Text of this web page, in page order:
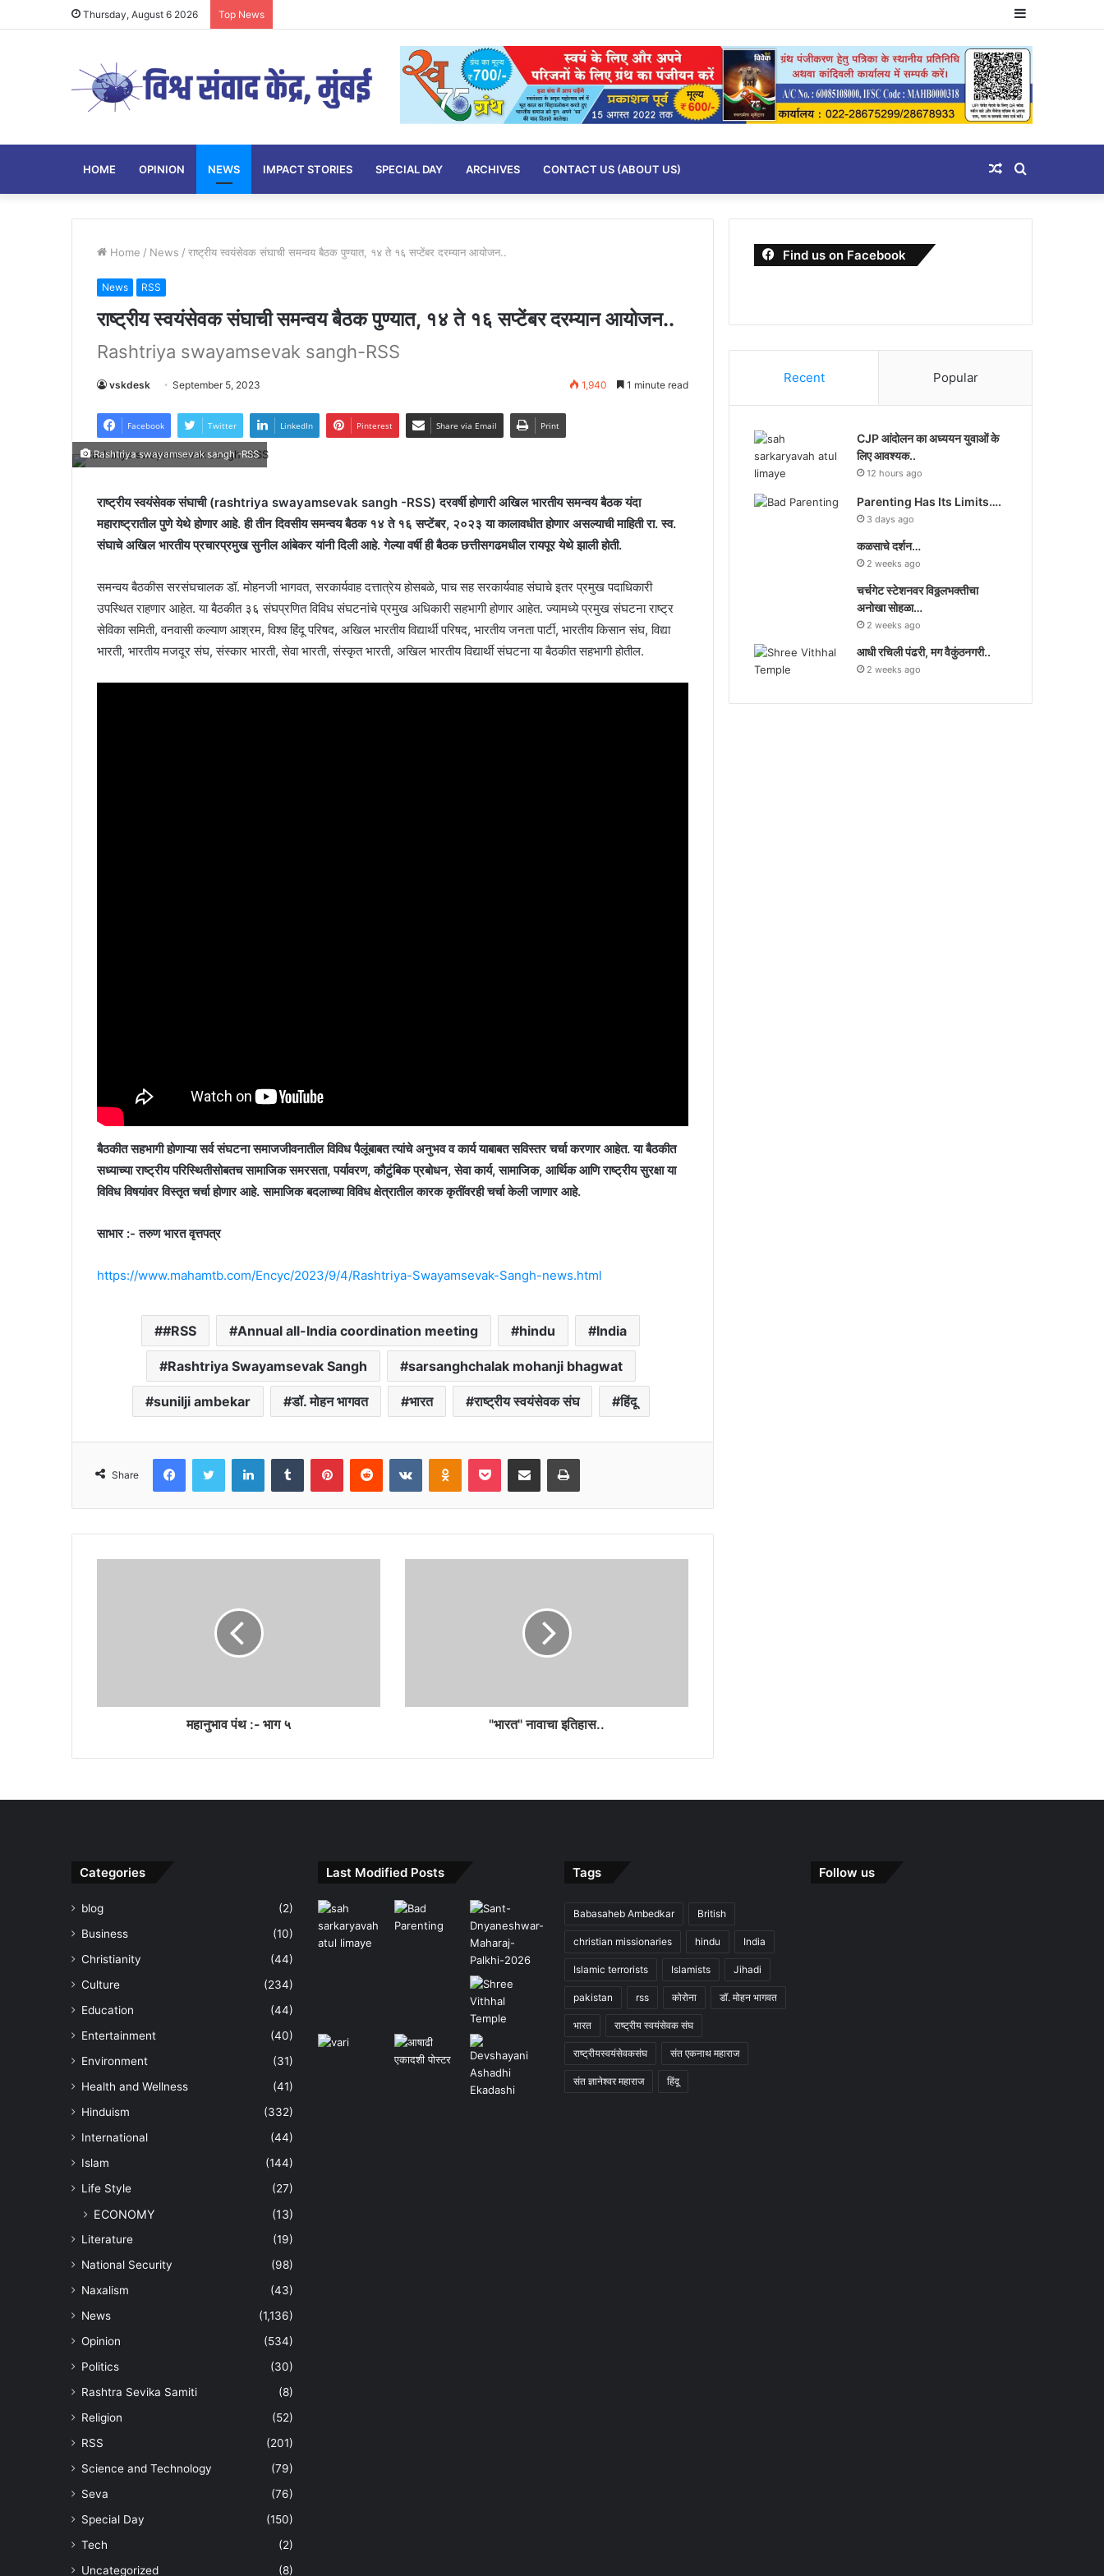
Thursday, August 6 2026 Top News Sidebar
HOME OPINION NEWS IMPACT STORIES SPECIAL DAY ARCHIVES CONTACT US (ABOUT US) Search
for
Random
Article
Home / News / राष्ट्रीय स्वयंसेवक संघाची समन्वय बैठक पुण्यात, १४ ते १६ सप्टेंबर दरम्यान आयोजन..
News RSS
राष्ट्रीय स्वयंसेवक संघाची समन्वय बैठक पुण्यात, १४ ते १६ सप्टेंबर दरम्यान आयोजन..
Rashtriya swayamsevak sangh-RSS
vskdesk September 5, 2023 1,940 1 minute read
Facebook Twitter LinkedIn Pinterest Share via Email Print
Rashtriya swayamsevak sangh -RSS
राष्ट्रीय स्वयंसेवक संघाची (rashtriya swayamsevak sangh -RSS) दरवर्षी होणारी अखिल भारतीय समन्वय बैठक यंदा
महाराष्ट्रातील पुणे येथे होणार आहे. ही तीन दिवसीय समन्वय बैठक १४ ते १६ सप्टेंबर, २०२३ या कालावधीत होणार असल्याची माहिती रा. स्व.
संघाचे अखिल भारतीय प्रचारप्रमुख सुनील आंबेकर यांनी दिली आहे. गेल्या वर्षी ही बैठक छत्तीसगढमधील रायपूर येथे झाली होती.
समन्वय बैठकीस सरसंघचालक डॉ. मोहनजी भागवत, सरकार्यवाह दत्तात्रेय होसबळे, पाच सह सरकार्यवाह संघाचे इतर प्रमुख पदाधिकारी
उपस्थित राहणार आहेत. या बैठकीत ३६ संघप्रणित विविध संघटनांचे प्रमुख अधिकारी सहभागी होणार आहेत. ज्यामध्ये प्रमुख संघटना राष्ट्र
सेविका समिती, वनवासी कल्याण आश्रम, विश्व हिंदू परिषद, अखिल भारतीय विद्यार्थी परिषद, भारतीय जनता पार्टी, भारतीय किसान संघ, विद्या
भारती, भारतीय मजदूर संघ, संस्कार भारती, सेवा भारती, संस्कृत भारती, अखिल भारतीय विद्यार्थी संघटना या बैठकीत सहभागी होतील.
बैठकीत सहभागी होणाऱ्या सर्व संघटना समाजजीवनातील विविध पैलूंबाबत त्यांचे अनुभव व कार्य याबाबत सविस्तर चर्चा करणार आहेत. या बैठकीत
सध्याच्या राष्ट्रीय परिस्थितीसोबतच सामाजिक समरसता, पर्यावरण, कौटुंबिक प्रबोधन, सेवा कार्य, सामाजिक, आर्थिक आणि राष्ट्रीय सुरक्षा या
विविध विषयांवर विस्तृत चर्चा होणार आहे. सामाजिक बदलाच्या विविध क्षेत्रातील कारक कृतींवरही चर्चा केली जाणार आहे.
साभार :- तरुण भारत वृत्तपत्र
https://www.mahamtb.com/Encyc/2023/9/4/Rashtriya-Swayamsevak-Sangh-news.html
#RSS Annual all-India coordination meeting hindu India
Rashtriya Swayamsevak Sangh sarsanghchalak mohanji bhagwat
sunilji ambekar डॉ. मोहन भागवत भारत राष्ट्रीय स्वयंसेवक संघ हिंदू
Share
FacebookTwitter LinkedInTumblr PinterestReddit VKontakteOdnoklassniki
Pocket Share via Email Print
महानुभाव पंथ :- भाग ५ "भारत" नावाचा इतिहास..
Find us on Facebook
Recent Popular
CJP आंदोलन का अध्ययन युवाओं के
लिए आवश्यक..
12 hours ago
Parenting Has Its Limits….
3 days ago
कळसाचे दर्शन…
2 weeks ago
चर्चगेट स्टेशनवर विठ्ठलभक्तीचा
अनोखा सोहळा…
2 weeks ago
आधी रचिली पंढरी, मग वैकुंठनगरी..
2 weeks ago
Categories
blog
(2)
Business
(10)
Christianity
(44)
Culture
(234)
Education
(44)
Entertainment
(40)
Environment
(31)
Health and Wellness
(41)
Hinduism
(332)
International
(44)
Islam
(144)
Life Style
(27)
ECONOMY (13)
Literature
(19)
National Security
(98)
Naxalism
(43)
News
(1,136)
Opinion
(534)
Politics
(30)
Rashtra Sevika Samiti
(8)
Religion
(52)
RSS
(201)
Science and Technology
(79)
Seva
(76)
Special Day
(150)
Tech
(2)
Uncategorized
(8)
Last Modified Posts Tags
Babasaheb Ambedkar British
christian missionaries hindu India
Islamic terrorists Islamists Jihadi
pakistan rss कोरोना डॉ. मोहन भागवत
भारत राष्ट्रीय स्वयंसेवक संघ
राष्ट्रीयस्वयंसेवकसंघ संत एकनाथ महाराज
संत ज्ञानेश्वर महाराज हिंदू
Follow us